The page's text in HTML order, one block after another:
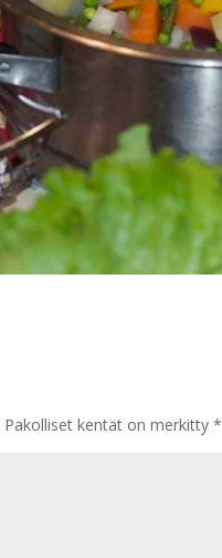
Pakolliset kentät on merkitty*